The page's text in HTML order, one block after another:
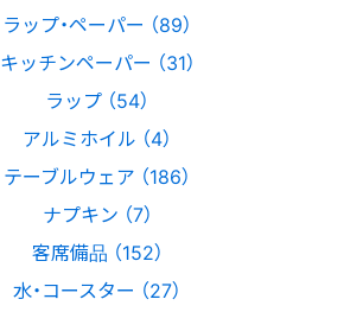
ラップ・ペーパー （89）
キッチンペーパー （31）
ラップ （54）
アルミホイル （4）
テーブルウェア （186）
ナプキン （7）
客席備品 （152）
水・コースター （27）